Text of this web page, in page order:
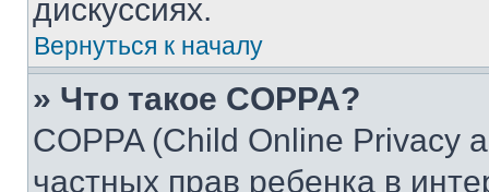
дискуссиях.
Вернуться к началу
» Что такое COPPA?
COPPA (Child Online Privacy
частных прав ребенка в